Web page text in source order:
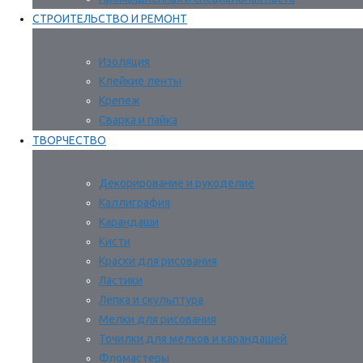
СТРОИТЕЛЬСТВО И РЕМОНТ
Изоляция
Клейкие ленты
Крепеж
Сварка и пайка
ТВОРЧЕСТВО
Декорирование и рукоделие
Каллиграфия
Карандаши
Кисти
Краски для рисования
Ластики
Лепка и скульптура
Мелки для рисования
Точилки для мелков и карандашей
Фломастеры